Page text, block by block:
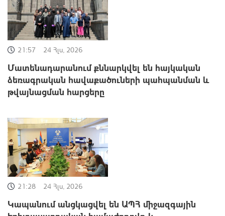
21:57 24 Հլս, 2026
Մատենադարանում քննարկվել են հայկական
ձեռագրական հավաքածուների պահպանման և
թվայնացման հարցերը
21:28 24 Հլս, 2026
Կապանում անցկացվել են ԱՊՀ միջազգային